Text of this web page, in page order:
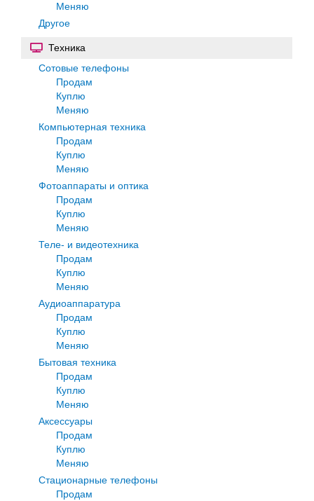
Меняю
Другое
Техника
Сотовые телефоны
Продам
Куплю
Меняю
Компьютерная техника
Продам
Куплю
Меняю
Фотоаппараты и оптика
Продам
Куплю
Меняю
Теле- и видеотехника
Продам
Куплю
Меняю
Аудиоаппаратура
Продам
Куплю
Меняю
Бытовая техника
Продам
Куплю
Меняю
Аксессуары
Продам
Куплю
Меняю
Стационарные телефоны
Продам